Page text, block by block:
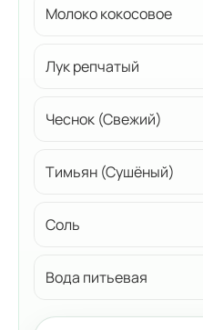
Молоко кокосовое
Лук репчатый
Чеснок (Свежий)
Тимьян (Сушёный)
Соль
Вода питьевая